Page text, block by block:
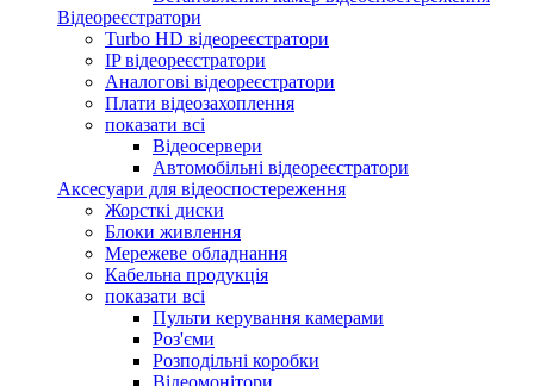
Відеореєстратори
Turbo HD відеореєстратори
IP відеореєстратори
Аналогові відеореєстратори
Плати відеозахоплення
показати всі
Відеосервери
Автомобільні відеореєстратори
Аксесуари для відеоспостереження
Жорсткі диски
Блоки живлення
Мережеве обладнання
Кабельна продукція
показати всі
Пульти керування камерами
Роз'єми
Розподільні коробки
Відеомонітори